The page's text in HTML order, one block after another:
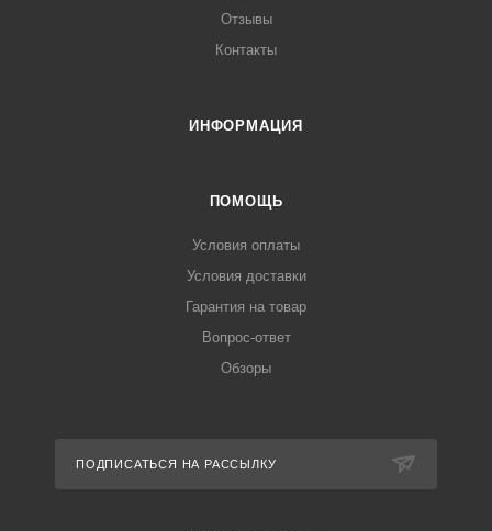
Отзывы
Контакты
ИНФОРМАЦИЯ
ПОМОЩЬ
Условия оплаты
Условия доставки
Гарантия на товар
Вопрос-ответ
Обзоры
ПОДПИСАТЬСЯ НА РАССЫЛКУ